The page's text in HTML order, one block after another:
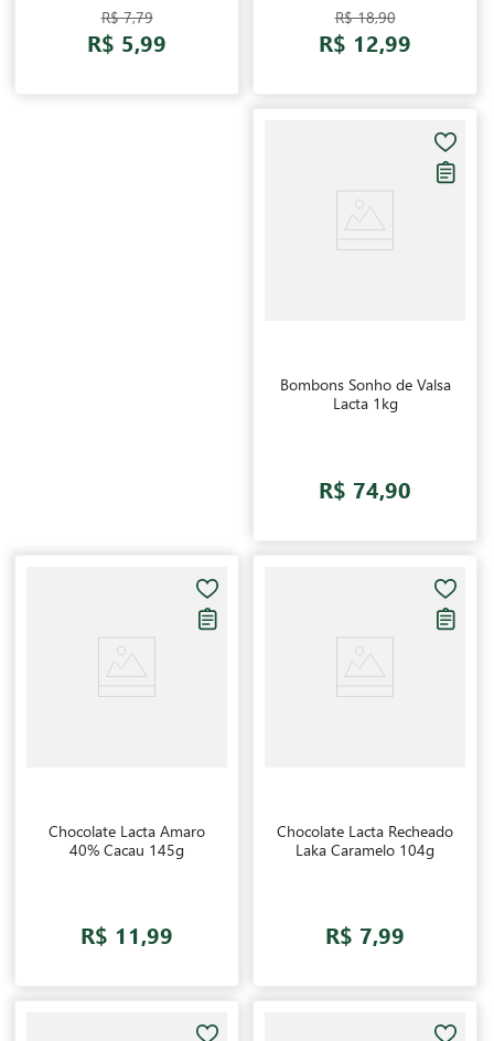
R$ 7,79
R$ 5,99
R$ 18,90
R$ 12,99
Bombons Sonho de Valsa
Lacta 1kg
R$ 74,90
Chocolate Lacta Amaro
40% Cacau 145g
R$ 11,99